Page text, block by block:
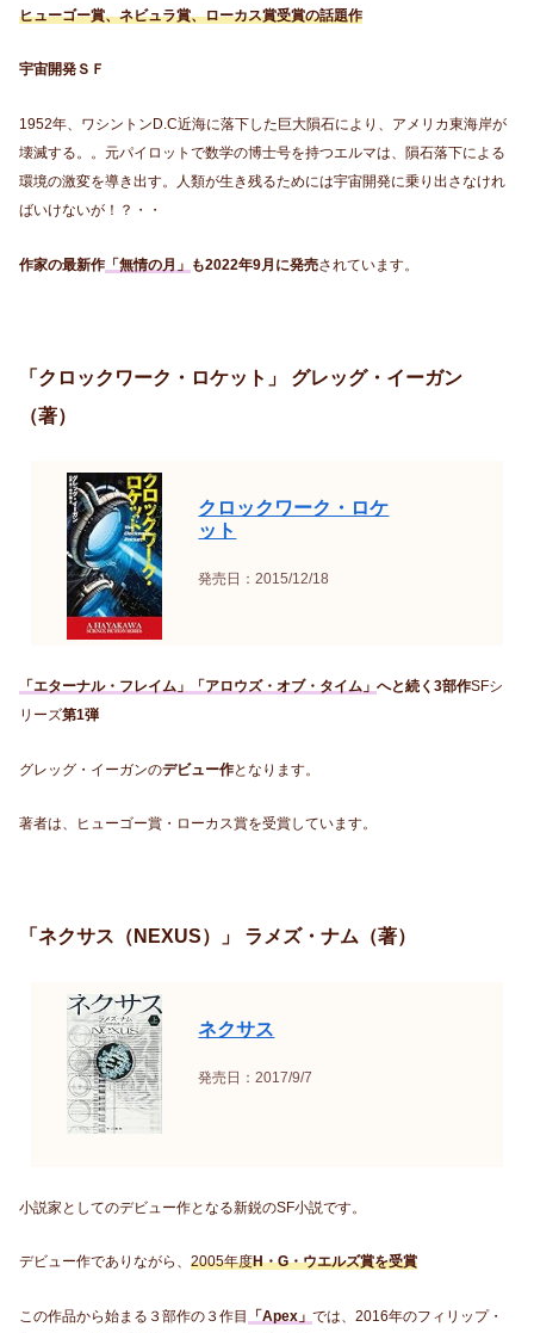
ヒューゴー賞、ネビュラ賞、ローカス賞受賞の話題作
宇宙開発ＳＦ
1952年、ワシントンD.C近海に落下した巨大隕石により、アメリカ東海岸が
壊滅する。。元パイロットで数学の博士号を持つエルマは、隕石落下による
環境の激変を導き出す。人類が生き残るためには宇宙開発に乗り出さなけれ
ばいけないが！？・・
作家の最新作 「無情の月」 も2022年9月に発売されています。
「クロックワーク・ロケット」 グレッグ・イーガン
（著）
クロックワーク・ロケ
ット
発売日：2015/12/18
「エターナル・フレイム」「アロウズ・オブ・タイム」 へと続く3部作SFシ
リーズ第1弾
グレッグ・イーガンのデビュー作となります。
著者は、ヒューゴー賞・ローカス賞を受賞しています。
「ネクサス（NEXUS）」 ラメズ・ナム（著）
ネクサス
発売日：2017/9/7
小説家としてのデビュー作となる新鋭のSF小説です。
デビュー作でありながら、 2005年度H・G・ウエルズ賞を受賞
この作品から始まる３部作の３作目 「Apex」 では、2016年のフィリップ・